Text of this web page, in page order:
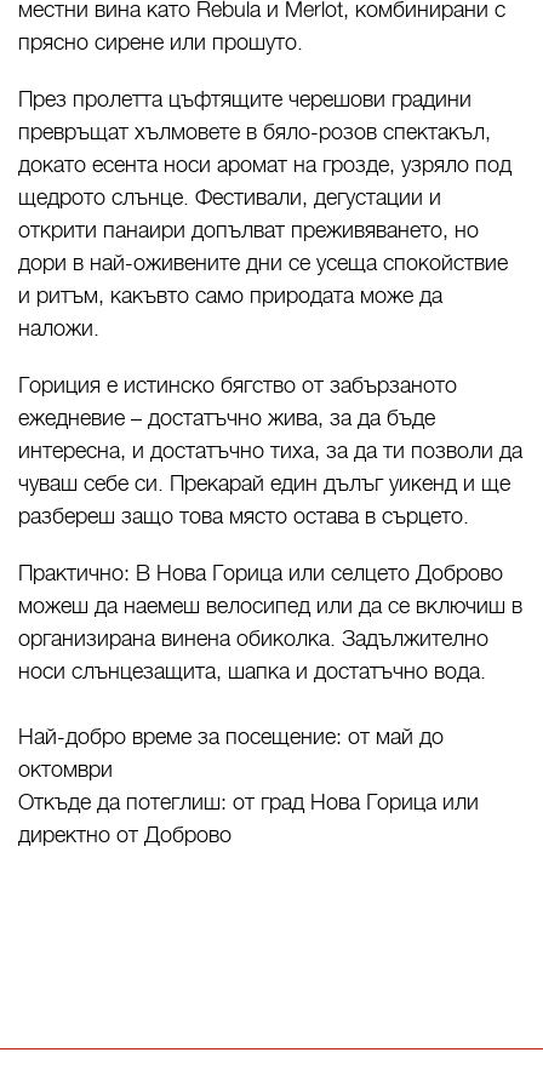
местни вина като Rebula и Merlot, комбинирани с
прясно сирене или прошуто.
През пролетта цъфтящите черешови градини
превръщат хълмовете в бяло-розов спектакъл,
докато есента носи аромат на грозде, узряло под
щедрото слънце. Фестивали, дегустации и
открити панаири допълват преживяването, но
дори в най-оживените дни се усеща спокойствие
и ритъм, какъвто само природата може да
наложи.
Гориция е истинско бягство от забързаното
ежедневие – достатъчно жива, за да бъде
интересна, и достатъчно тиха, за да ти позволи да
чуваш себе си. Прекарай един дълъг уикенд и ще
разбереш защо това място остава в сърцето.
Практично: В Нова Горица или селцето Доброво
можеш да наемеш велосипед или да се включиш в
организирана винена обиколка. Задължително
носи слънцезащита, шапка и достатъчно вода.
Най-добро време за посещение: от май до
октомври
Откъде да потеглиш: от град Нова Горица или
директно от Доброво